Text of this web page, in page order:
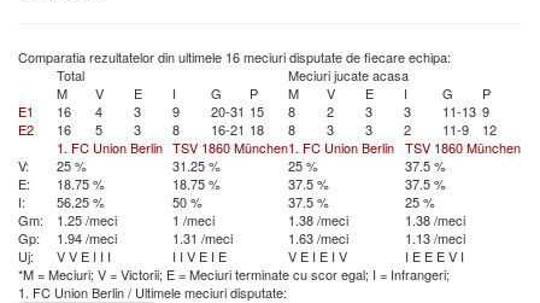
Comparatia rezultatelor din ultimele 16 meciuri disputate de fiecare echipa:
Total
Meciuri jucate acasa
M
V E I G P M V E I G
P
E1
16 4 3 9 20-31 15 8 2 3 3 11-13 9
E2
16 5 3 8 16-21 18 8 3 3 2 11-9
12
1. FC Union Berlin TSV 1860 München1. FC Union Berlin TSV 1860 München
V:
25 % 31.25 % 25 %
37.5 %
E:
18.75 % 18.75 % 37.5 %
37.5 %
I:
56.25 % 50 % 37.5 %
25 %
Gm:
1.25 /meci 1 /meci 1.38 /meci
1.38 /meci
Gp:
1.94 /meci 1.31 /meci 1.63 /meci
1.13 /meci
Uj:
VV E I I I I I V E I E V E I E I V I E E EV I
*M = Meciuri; V = Victorii; E = Meciuri terminate cu scor egal; I = Infrangeri;
1. FC Union Berlin/ Ultimele meciuri disputate: